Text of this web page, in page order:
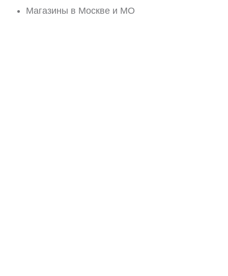
Магазины в Москве и МО